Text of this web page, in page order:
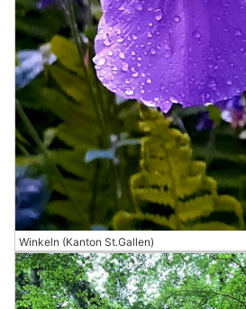
Winkeln (Kanton St.Gallen)